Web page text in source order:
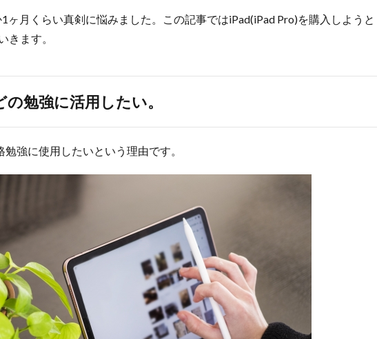
ヶ月くらい真剣に悩みました。この記事ではiPad(iPad Pro)を購入しようと
きます。
勉強に活用したい。
強に使用したいという理由です。